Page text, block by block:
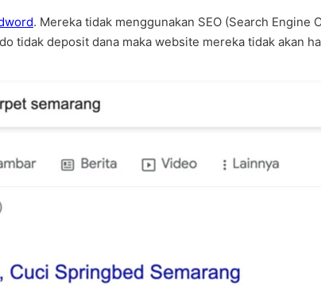
. Mereka tidak menggunakan SEO (Search
tidak deposit dana maka website mereka tidak akan